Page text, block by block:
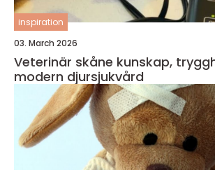
inspiration
03. March 2026
Veterinär skåne kunskap, trygghet och
modern djursjukvård